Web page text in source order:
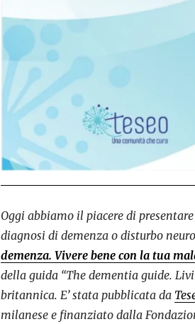
Oggi abbiamo il piacere di
diagnosi di demenza o disturbo
demenza. Vivere bene con la tua
della guida “The dementia guide.
britannica. E’ stata pubblicata da
milanese e finanziato dalla